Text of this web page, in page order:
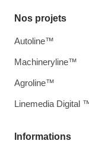
Informations
Nos projets
Autoline™
Machineryline™
Agroline™
Linemedia Digital